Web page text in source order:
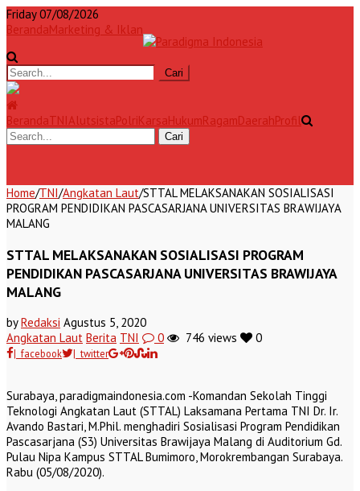
Friday 07/08/2026
BerandaMarketing & Iklan
BerandaTNIAlutsistaPolriKarsaHukumRagamDaerahProfil
Home/TNI/Angkatan Laut/STTAL MELAKSANAKAN SOSIALISASI
PROGRAM PENDIDIKAN PASCASARJANA UNIVERSITAS BRAWIJAYA
MALANG
STTAL MELAKSANAKAN SOSIALISASI PROGRAM
PENDIDIKAN PASCASARJANA UNIVERSITAS BRAWIJAYA
MALANG
byRedaksi Agustus 5, 2020
Angkatan Laut Berita TNI 0 746 views 0
| facebook | twitter
Surabaya, paradigmaindonesia.com -Komandan Sekolah Tinggi
Teknologi Angkatan Laut (STTAL) Laksamana Pertama TNI Dr. Ir.
Avando Bastari, M.Phil. menghadiri Sosialisasi Program Pendidikan
Pascasarjana (S3) Universitas Brawijaya Malang di Auditorium Gd.
Pulau Nipa Kampus STTAL Bumimoro, Morokrembangan Surabaya.
Rabu (05/08/2020).